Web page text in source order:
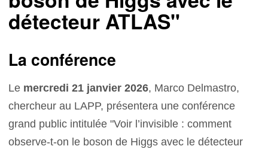
détecteur ATLAS"
La conférence
Le mercredi 21 janvier 2026, Marco Delmastro,
chercheur au LAPP, présentera une conférence
grand public intitulée "Voir l’invisible : comment
observe-t-on le boson de Higgs avec le détecteur